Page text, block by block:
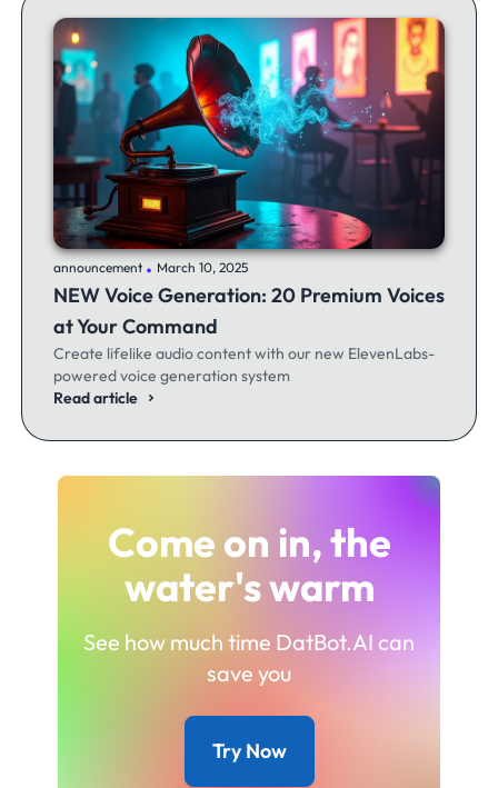
announcement .March 10, 2025
NEW Voice Generation: 20 Premium Voices
at Your Command
Create lifelike audio content with our new ElevenLabs-
powered voice generation system
Read article
Come on in, the
water's warm
See how much time DatBot.AI can
save you
Try Now